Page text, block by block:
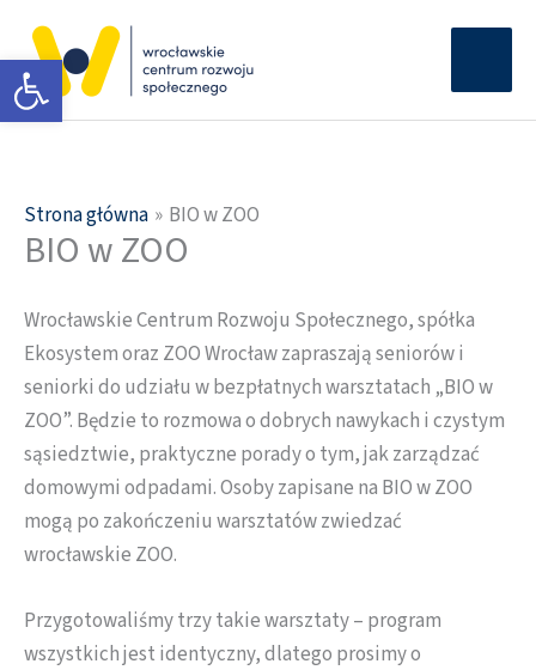
Otwórz pasek narzędzi
treści
Strona główna BIO w ZOO
BIO w ZOO
Wrocławskie Centrum Rozwoju Społecznego, spółka
Ekosystem oraz ZOO Wrocław zapraszają seniorów i
seniorki do udziału w bezpłatnych warsztatach „BIO w
ZOO”. Będzie to rozmowa o dobrych nawykach i czystym
sąsiedztwie, praktyczne porady o tym, jak zarządzać
domowymi odpadami. Osoby zapisane na BIO w ZOO
mogą po zakończeniu warsztatów zwiedzać
wrocławskie ZOO.
Przygotowaliśmy trzy takie warsztaty – program
wszystkich jest identyczny, dlatego prosimy o